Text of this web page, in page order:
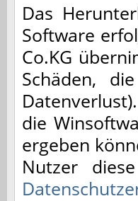
Das
Software
Co.KG
Schäden,
die
ergeben
Nutzer